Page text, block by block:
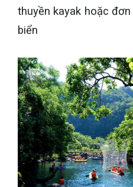
thuyền kayak hoặc
biển